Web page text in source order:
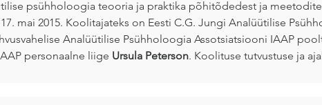
psühholoogia teooria ja praktika põhitõdedest ja
mai 2015. Koolitajateks on Eesti C.G. Jungi Analüütilise
Analüütilise Psühholoogia Assotsiatsiooni IAAP
personaalne liige Ursula Peterson. Koolituse tutvustuse ja